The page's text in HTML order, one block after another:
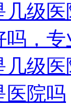
几级医
吗，专
几级医
医院吗